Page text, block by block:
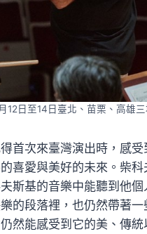
12日至14日臺北、苗栗、高雄
首次來臺灣演出時，感受
喜愛與美好的未來。柴科
斯基的音樂中能聽到他個
的段落裡，也仍然帶著一
然能感受到它的美、傳統